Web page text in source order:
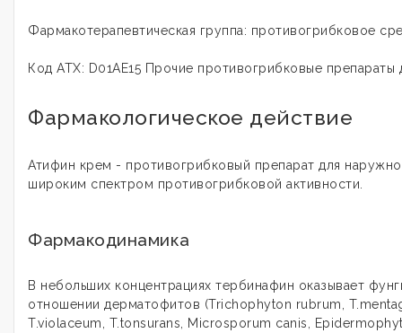
Фармакотерапевтическая группа: противогрибковое
Код АТХ: D01АЕ15 Прочие противогрибковые препараты
Фармакологическое действие
Атифин крем - противогрибковый препарат для
широким спектром противогрибковой активности.
Фармакодинамика
В небольших концентрациях тербинафин оказывает
отношении дерматофитов (Trichophyton rubrum,
T.violaceum, T.tonsurans, Microsporum canis,